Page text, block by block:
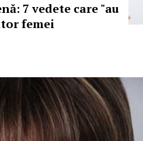
7 vedete care "au
femei